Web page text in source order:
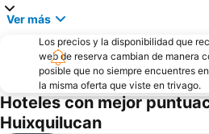
Ver más
Los precios y la disponibilidad que
web de reserva cambian de manera
posible que no siempre encuentres
la misma oferta que viste en trivago.
Hoteles con mejor
Huixquilucan